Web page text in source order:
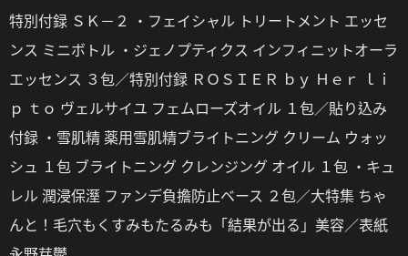
特別付録 ＳＫ－２ ・フェイシャル トリートメント エッセ
ンス ミニボトル ・ジェノプティクス インフィニットオーラ
エッセンス ３包／特別付録 ＲＯＳＩＥＲ ｂｙ Ｈｅｒ ｌｉ
ｐ ｔｏ ヴェルサイユ フェムローズオイル １包／貼り込み
付録 ・雪肌精 薬用雪肌精ブライトニング クリーム ウォッ
シュ １包 ブライトニング クレンジング オイル １包 ・キュ
レル 潤浸保溼 ファンデ負擔防止ベース ２包／大特集 ちゃ
んと！毛穴もくすみもたるみも「結果が出る」美容／表紙